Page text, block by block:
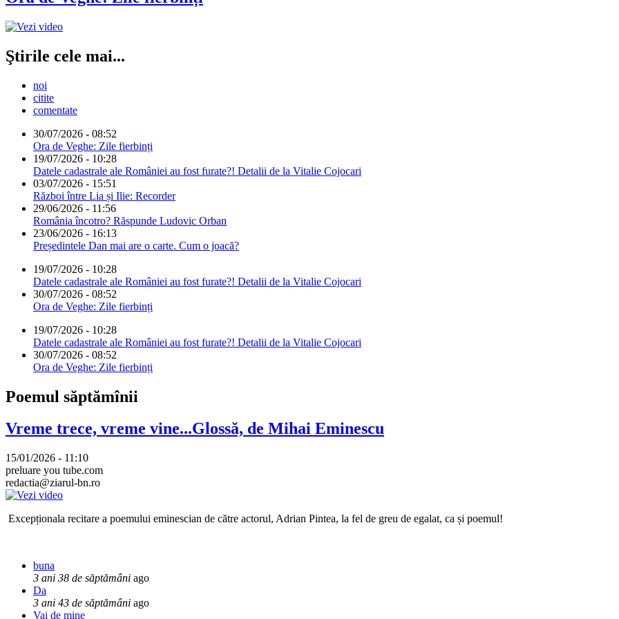
Ştirile cele mai...
noi
citite
comentate
30/07/2026 - 08:52
Ora de Veghe: Zile fierbinți
19/07/2026 - 10:28
Datele cadastrale ale României au fost furate?! Detalii de la Vitalie Cojocari
03/07/2026 - 15:51
Război între Lia și Ilie: Recorder
29/06/2026 - 11:56
România încotro? Răspunde Ludovic Orban
23/06/2026 - 16:13
Președintele Dan mai are o carte. Cum o joacă?
19/07/2026 - 10:28
Datele cadastrale ale României au fost furate?! Detalii de la Vitalie Cojocari
30/07/2026 - 08:52
Ora de Veghe: Zile fierbinți
19/07/2026 - 10:28
Datele cadastrale ale României au fost furate?! Detalii de la Vitalie Cojocari
30/07/2026 - 08:52
Ora de Veghe: Zile fierbinți
Poemul săptămînii
Vreme trece, vreme vine...Glossă, de Mihai Eminescu
15/01/2026 - 11:10
preluare you tube.com
redactia@ziarul-bn.ro
Excepționala recitare a poemului eminescian de către actorul, Adrian Pintea, la fel de greu de egalat, ca și poemul!
buna
3 ani 38 de săptămâni ago
Da
3 ani 43 de săptămâni ago
Vai de mine